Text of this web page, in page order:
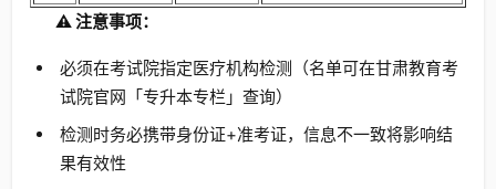
⚠️ 注意事项：
必须在考试院指定医疗机构检测（名单可在甘肃教育考
试院官网「专升本专栏」查询）
检测时务必携带身份证+准考证，信息不一致将影响结
果有效性